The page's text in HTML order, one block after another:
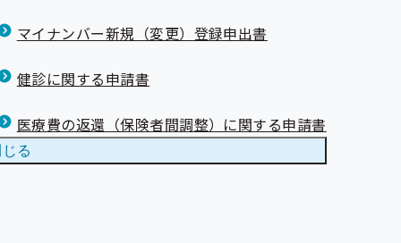
マイナンバー新規（変更）登録申出書
健診に関する申請書
医療費の返還（保険者間調整）に関する申請書
じる